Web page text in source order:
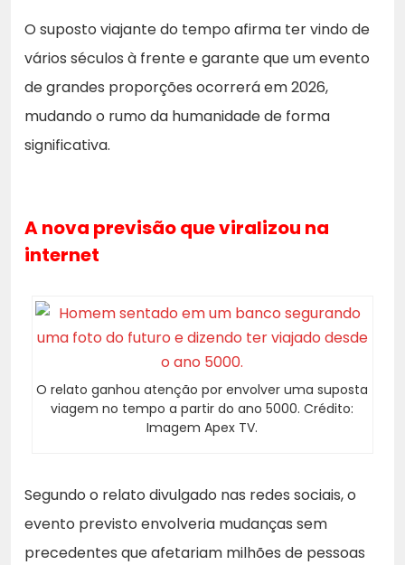
O suposto viajante do tempo afirma ter vindo de
vários séculos à frente e garante que um evento
de grandes proporções ocorrerá em 2026,
mudando o rumo da humanidade de forma
significativa.
A nova previsão que viralizou na
internet
O relato ganhou atenção por envolver uma suposta
viagem no tempo a partir do ano 5000. Crédito:
Imagem Apex TV.
Segundo o relato divulgado nas redes sociais, o
evento previsto envolveria mudanças sem
precedentes que afetariam milhões de pessoas